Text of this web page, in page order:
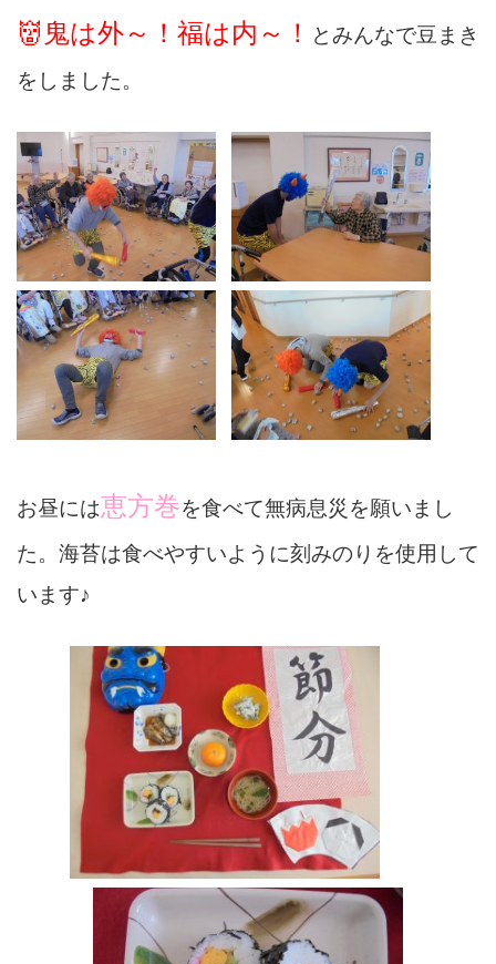
👹鬼は外～！福は内～！
とみんなで豆まき
をしました。
お昼には恵方巻を食べて無病息災を願いまし
た。海苔は食べやすいように刻みのりを使用して
います♪